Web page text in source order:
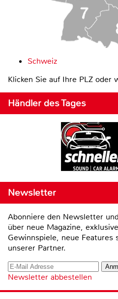
Schweiz
Klicken Sie auf Ihre PLZ oder
Händler des Tages
Newsletter
Abonniere den Newsletter
über neue Magazine,
Gewinnspiele, neue
unserer Partner.
Newsletter abbestellen